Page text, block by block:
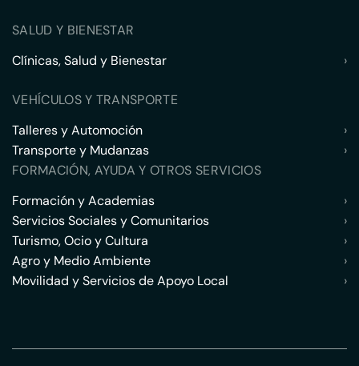
SALUD Y BIENESTAR
Clínicas, Salud y Bienestar
›
VEHÍCULOS Y TRANSPORTE
Talleres y Automoción
›
Transporte y Mudanzas
›
FORMACIÓN, AYUDA Y OTROS SERVICIOS
Formación y Academias
›
Servicios Sociales y Comunitarios
›
Turismo, Ocio y Cultura
›
Agro y Medio Ambiente
›
Movilidad y Servicios de Apoyo Local
›